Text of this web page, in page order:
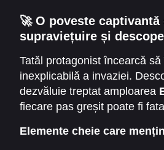
🚀 O poveste captivantă
supraviețuire și
Tatăl protagonist încearcă
inexplicabilă a invaziei.
dezvăluie treptat amploarea
fiecare pas greșit poate fi
permanentă din jurul familiei.
Elemente cheie care